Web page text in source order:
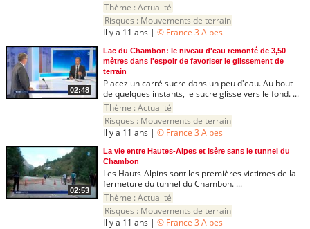
Thème : Actualité
Risques : Mouvements de terrain
Il y a 11 ans | © France 3 Alpes
02:48
Lac du Chambon: le niveau d'eau remonté de 3,50
mètres dans l'espoir de favoriser le glissement de
terrain
Placez un carré sucre dans un peu d'eau. Au bout
de quelques instants, le sucre glisse vers le fond. ...
Thème : Actualité
Risques : Mouvements de terrain
Il y a 11 ans | © France 3 Alpes
02:53
La vie entre Hautes-Alpes et Isère sans le tunnel du
Chambon
Les Hauts-Alpins sont les premières victimes de la
fermeture du tunnel du Chambon. ...
Thème : Actualité
Risques : Mouvements de terrain
Il y a 11 ans | © France 3 Alpes